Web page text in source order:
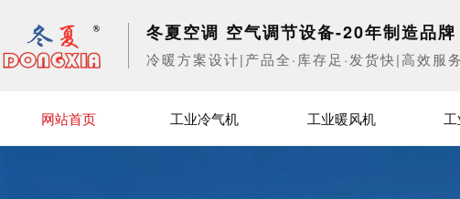
冬夏空调 空气调节设备-20年制造品牌
冷暖方案设计|产品全·库存足·发货快|高效服务
网站首页 工业冷气机 工业暖风机